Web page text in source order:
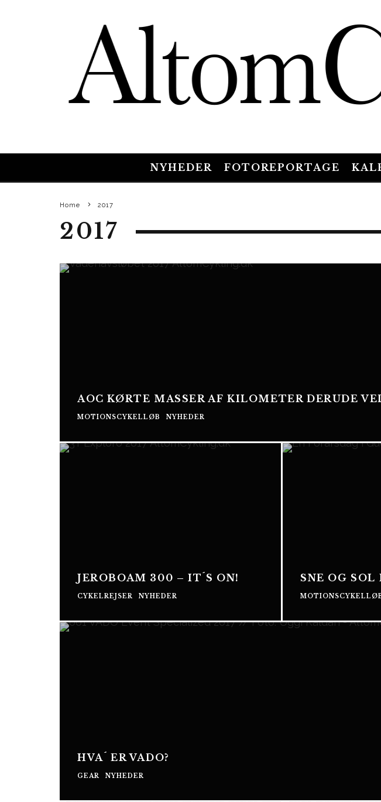
NYHEDER FOTOREPORTAGE
Home 2017
2017
AOC KØRTE MASSER AF KILOMETER DERUDE
MOTIONSCYKELLØB NYHEDER
JEROBOAM 300 – IT´S ON!
CYKELREJSER NYHEDER
SNE OG
HVA´ ER VADO?
GEAR NYHEDER